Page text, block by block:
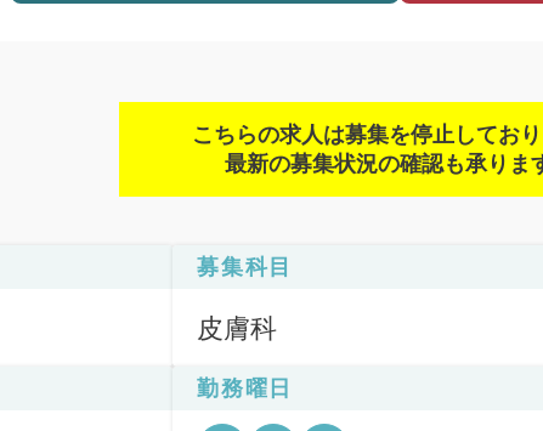
こちらの求人は募集を停止しており
最新の募集状況の確認も承りま
募集科目
皮膚科
勤務曜日